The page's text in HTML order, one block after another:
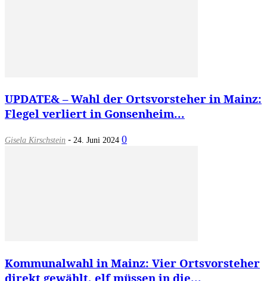
UPDATE& – Wahl der Ortsvorsteher in Mainz:
Flegel verliert in Gonsenheim...
Gisela Kirschstein - 24. Juni 2024 0
Kommunalwahl in Mainz: Vier Ortsvorsteher
direkt gewählt, elf müssen in die...